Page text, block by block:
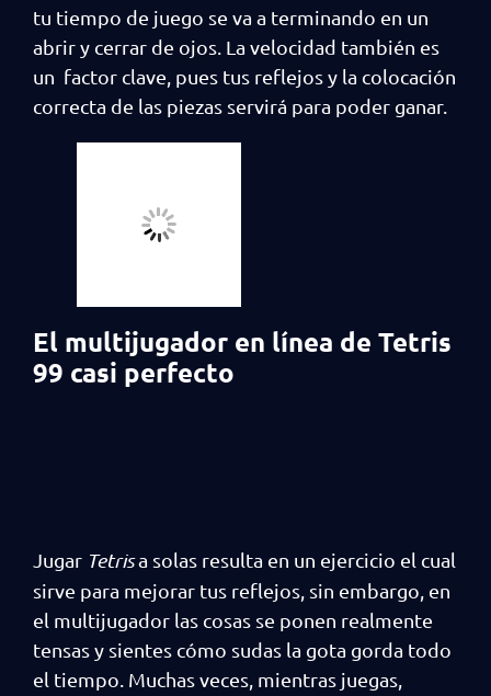
tu tiempo de juego se va a terminando en un
abrir y cerrar de ojos. La velocidad también es
un factor clave, pues tus reflejos y la colocación
correcta de las piezas servirá para poder ganar.
El multijugador en línea de Tetris
99 casi perfecto
Jugar Tetrisa solas resulta en un ejercicio el cual
sirve para mejorar tus reflejos, sin embargo, en
el multijugador las cosas se ponen realmente
tensas y sientes cómo sudas la gota gorda todo
el tiempo. Muchas veces, mientras juegas,